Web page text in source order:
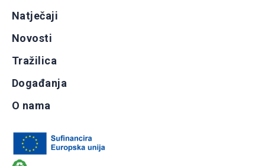
Natječaji
Novosti
Tražilica
Događanja
O nama